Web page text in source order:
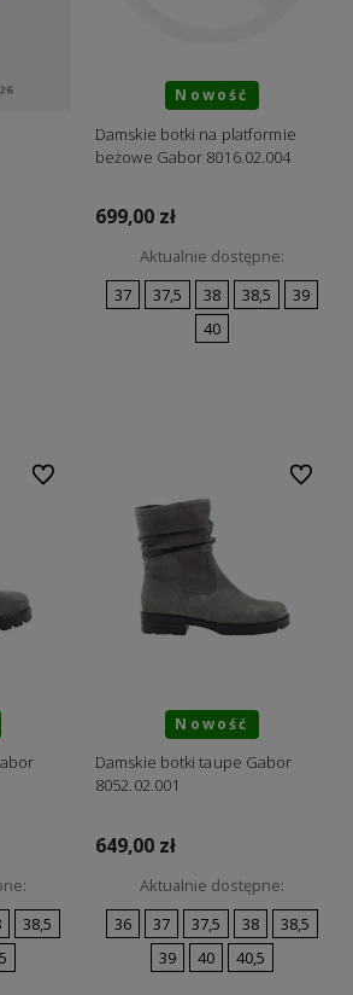
Nowość
Damskie botki na platformie
beżowe Gabor 8016.02.004
699,00 zł
Aktualnie dostępne:
37
37,5 38 38,5
39
40
38,5
Do ulubionych
Nowość
Damskie botki taupe Gabor
8052.02.001
649,00 zł
Aktualnie dostępne:
36
37 37,5 38
38,5
39
40 40,5
Do